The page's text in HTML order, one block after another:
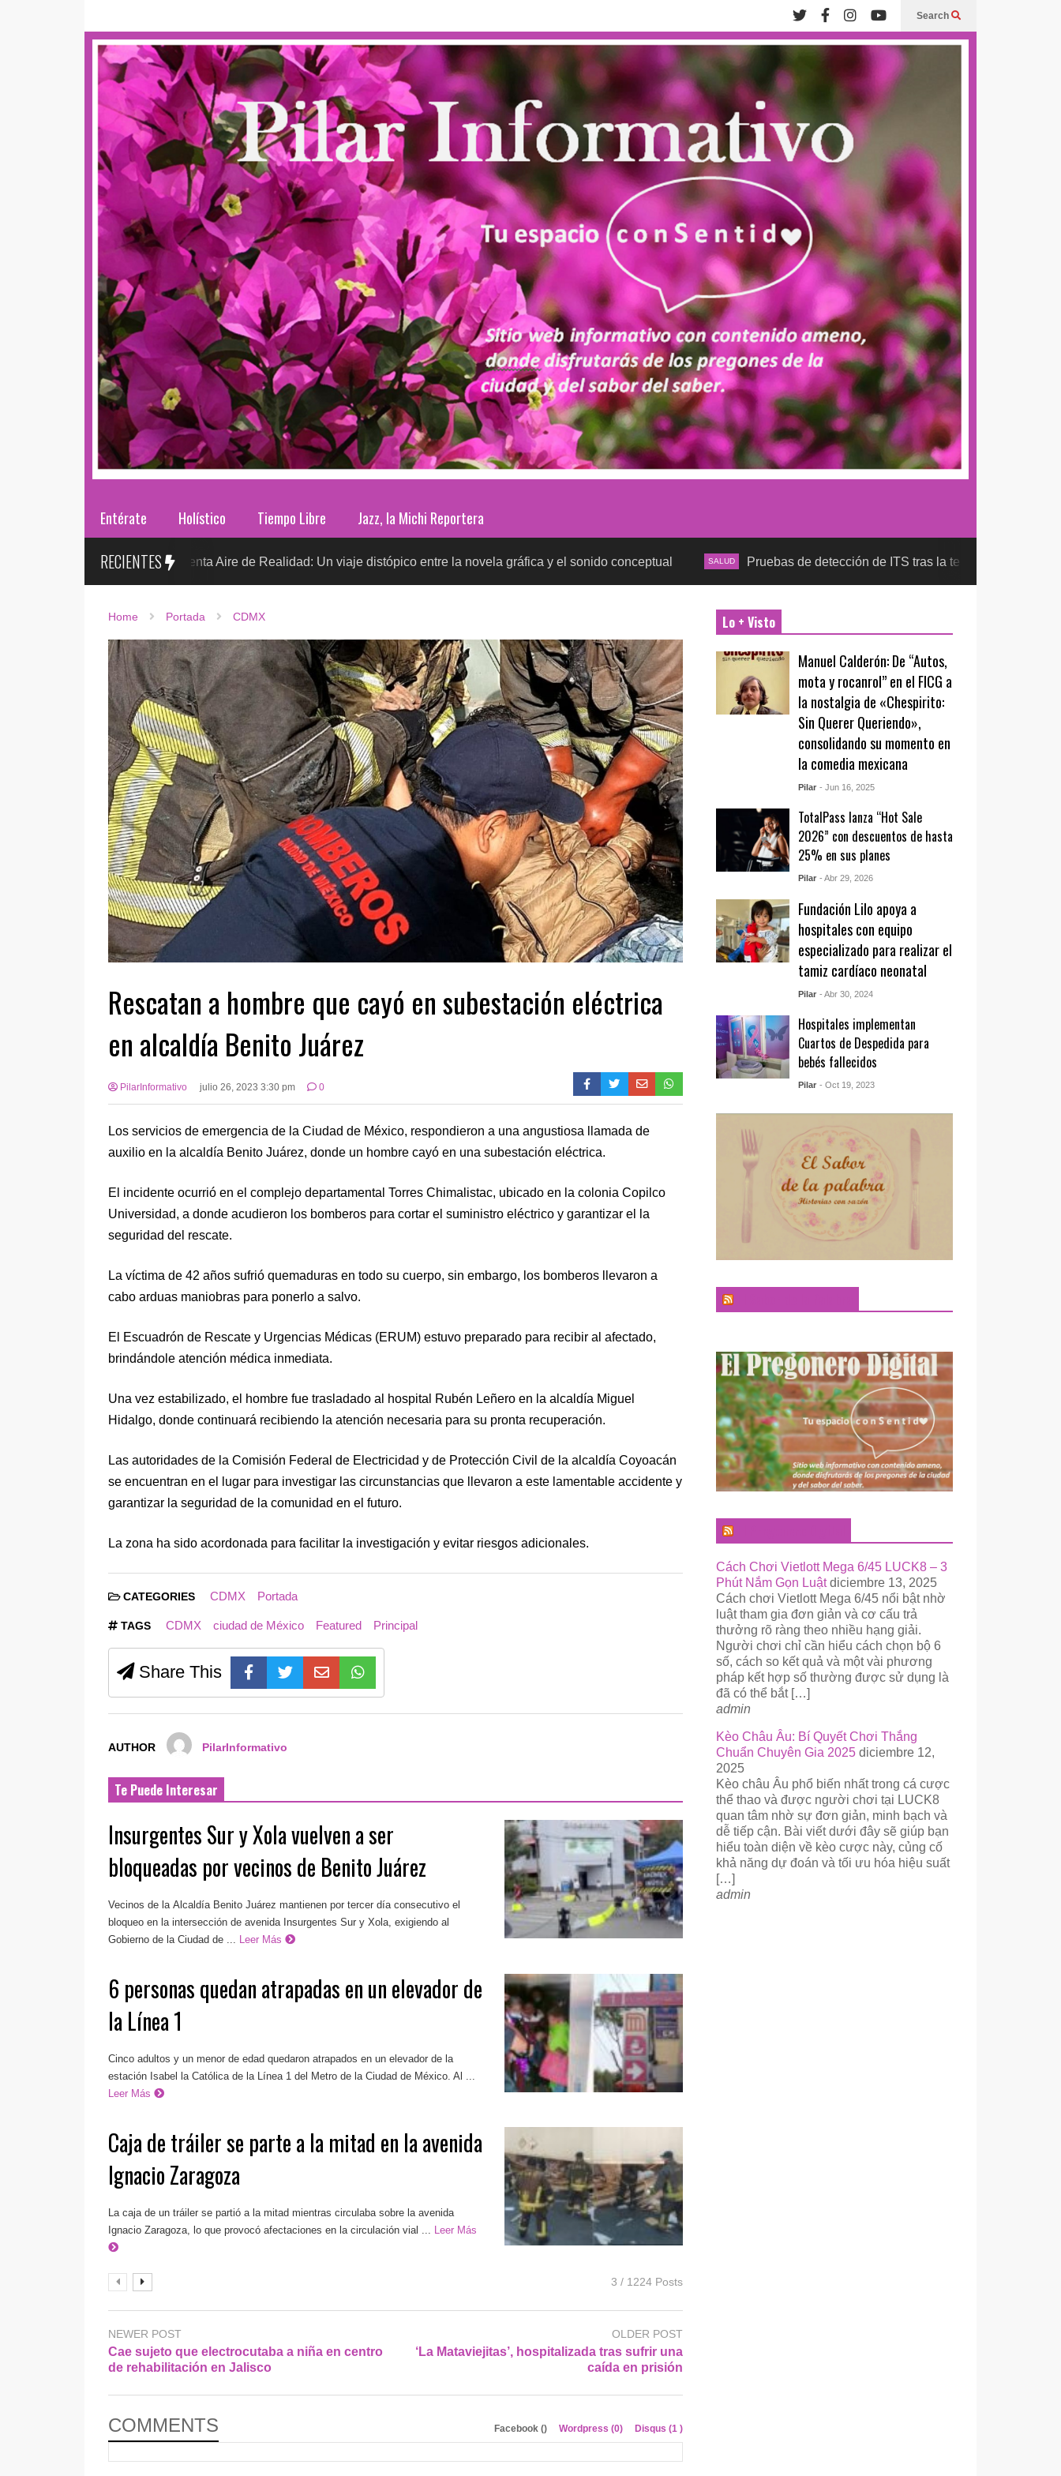
Search
Entérate Holístico Tiempo Libre Jazz, la Michi Reportera
RECIENTES
Sr. González presenta Aire de Realidad: Un viaje distópico entre la novela gráfica y el sonido conceptual SALUD Pruebas de detección de ITS tras la temporada futbolera,
Home Portada CDMX
Rescatan a hombre que cayó en subestación eléctrica
en alcaldía Benito Juárez
PilarInformativo julio 26, 2023 3:30 pm 0
Los servicios de emergencia de la Ciudad de México, respondieron a una angustiosa llamada de
auxilio en la alcaldía Benito Juárez, donde un hombre cayó en una subestación eléctrica.
El incidente ocurrió en el complejo departamental Torres Chimalistac, ubicado en la colonia Copilco
Universidad, a donde acudieron los bomberos para cortar el suministro eléctrico y garantizar el la
seguridad del rescate.
La víctima de 42 años sufrió quemaduras en todo su cuerpo, sin embargo, los bomberos llevaron a
cabo arduas maniobras para ponerlo a salvo.
El Escuadrón de Rescate y Urgencias Médicas (ERUM) estuvo preparado para recibir al afectado,
brindándole atención médica inmediata.
Una vez estabilizado, el hombre fue trasladado al hospital Rubén Leñero en la alcaldía Miguel
Hidalgo, donde continuará recibiendo la atención necesaria para su pronta recuperación.
Las autoridades de la Comisión Federal de Electricidad y de Protección Civil de la alcaldía Coyoacán
se encuentran en el lugar para investigar las circunstancias que llevaron a este lamentable accidente y
garantizar la seguridad de la comunidad en el futuro.
La zona ha sido acordonada para facilitar la investigación y evitar riesgos adicionales.
CATEGORIES CDMX Portada
TAGS CDMX ciudad de México Featured Principal
Share This
AUTHOR PilarInformativo
Te Puede Interesar
Insurgentes Sur y Xola vuelven a ser
bloqueadas por vecinos de Benito Juárez
Vecinos de la Alcaldía Benito Juárez mantienen por tercer día consecutivo el
bloqueo en la intersección de avenida Insurgentes Sur y Xola, exigiendo al
Gobierno de la Ciudad de ...
Leer Más
6 personas quedan atrapadas en un elevador de
la Línea 1
Cinco adultos y un menor de edad quedaron atrapados en un elevador de la
estación Isabel la Católica de la Línea 1 del Metro de la Ciudad de México. Al ...
Leer Más
Caja de tráiler se parte a la mitad en la avenida
Ignacio Zaragoza
La caja de un tráiler se partió a la mitad mientras circulaba sobre la avenida
Ignacio Zaragoza, lo que provocó afectaciones en la circulación vial ...
Leer Más
3 / 1224 Posts
NEWER POST
Cae sujeto que electrocutaba a niña en centro
de rehabilitación en Jalisco
OLDER POST
‘La Mataviejitas’, hospitalizada tras sufrir una
caída en prisión
COMMENTS Facebook () Wordpress (0) Disqus (1 )
Lo + Visto
Manuel Calderón: De “Autos,
mota y rocanrol” en el FICG a
la nostalgia de «Chespirito:
Sin Querer Queriendo»,
consolidando su momento en
la comedia mexicana
Pilar - Jun 16, 2025
TotalPass lanza “Hot Sale
2026” con descuentos de hasta
25% en sus planes
Pilar - Abr 29, 2026
Fundación Lilo apoya a
hospitales con equipo
especializado para realizar el
tamiz cardíaco neonatal
Pilar - Abr 30, 2024
Hospitales implementan
Cuartos de Despedida para
bebés fallecidos
Pilar - Oct 19, 2023
Cách Chơi Vietlott Mega 6/45 LUCK8 – 3
Phút Nắm Gọn Luật diciembre 13, 2025
Cách chơi Vietlott Mega 6/45 nổi bật nhờ
luật tham gia đơn giản và cơ cấu trả
thưởng rõ ràng theo nhiều hạng giải.
Người chơi chỉ cần hiểu cách chọn bộ 6
số, cách so kết quả và một vài phương
pháp kết hợp số thường được sử dụng là
đã có thể bắt […]
admin
Kèo Châu Âu: Bí Quyết Chơi Thắng
Chuẩn Chuyên Gia 2025 diciembre 12,
2025
Kèo châu Âu phổ biến nhất trong cá cược
thể thao và được người chơi tại LUCK8
quan tâm nhờ sự đơn giản, minh bạch và
dễ tiếp cận. Bài viết dưới đây sẽ giúp bạn
hiểu toàn diện về kèo cược này, củng cố
khả năng dự đoán và tối ưu hóa hiệu suất
[…]
admin